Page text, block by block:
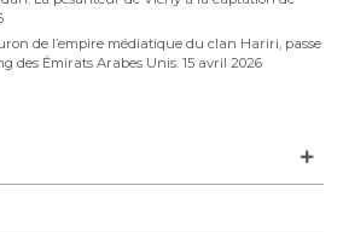
de l’empire médiatique du clan Hariri, passe
des Émirats Arabes Unis. 15 avril 2026